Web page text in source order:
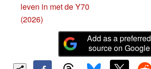
leven in met de Y70
(2026)
Add as a preferred
source on Google